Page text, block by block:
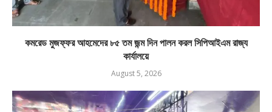
কমরেড মুজফ্ফর আহমেদের ৮৫ তম জন্ম দিন পালন করল সিপিআইএম রাজ্য
কার্যালয়ে
August 5, 2026